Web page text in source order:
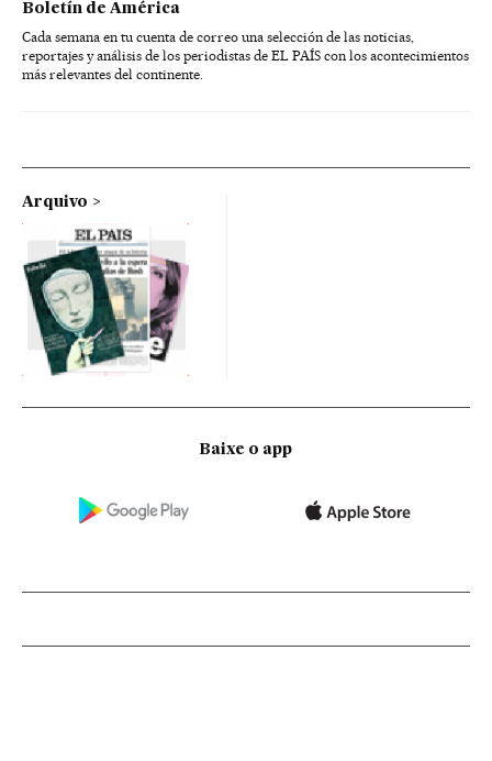
Boletín de América
Cada semana en tu cuenta de correo una selección de las noticias,
reportajes y análisis de los periodistas de EL PAÍS con los acontecimientos
más relevantes del continente.
Arquivo
Baixe o app